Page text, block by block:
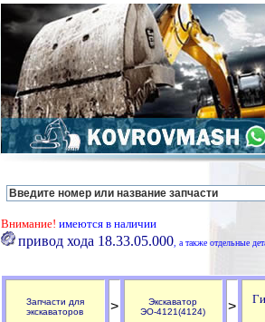
Внимание! имеются в наличии
привод хода 18.33.05.000, а также отдельные
Запчасти для
экскаваторов
>
Экскаватор
ЭО-4121(4124)
>